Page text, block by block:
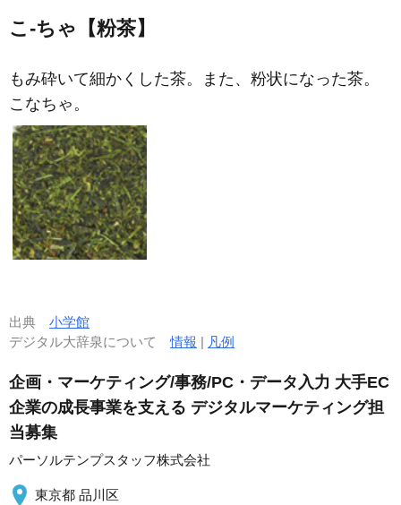
こ‐ちゃ【粉茶】
もみ砕いて細かくした茶。また、粉状になった茶。
こなちゃ。
出典 小学館
デジタル大辞泉について情報 | 凡例
企画・マーケティング/事務/PC・データ入力 大手EC
企業の成長事業を支える デジタルマーケティング担
当募集
パーソルテンプスタッフ株式会社
東京都 品川区